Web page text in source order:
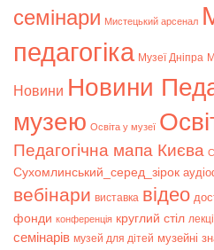
семінари Мистецький арсенал
педагогіка Музеї Дніпра
Новини Новини
музею Освіта у музеї
Педагогічна мапа Києва
Сухомлинський_серед_зірок
вебінари виставка відео
фонди конференція круглий стіл
семінарів музей для дітей музейні